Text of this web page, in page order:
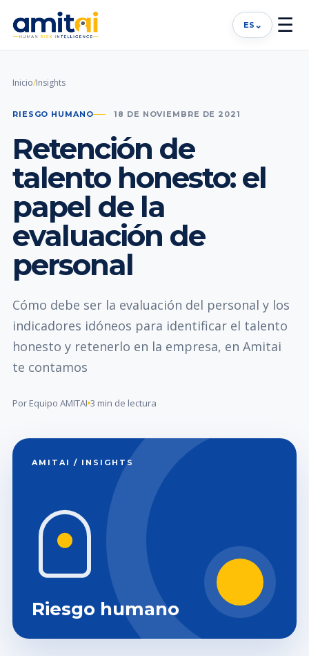
ES ⌄ ☰
Inicio/Insights
RIESGO HUMANO 18 DE NOVIEMBRE DE 2021
Retención de
talento honesto: el
papel de la
evaluación de
personal
Cómo debe ser la evaluación del personal y los
indicadores idóneos para identificar el talento
honesto y retenerlo en la empresa, en Amitai
te contamos
Por Equipo AMITAI 3 min de lectura
AMITAI / INSIGHTS
Riesgo humano